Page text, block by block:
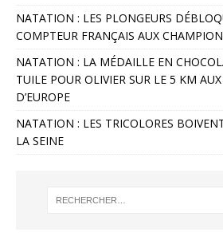
NATATION : LES PLONGEURS
COMPTEUR FRANÇAIS AUX
NATATION : LA MÉDAILLE EN
TUILE POUR OLIVIER SUR LE 5 KM
D’EUROPE
NATATION : LES TRICOLORES
LA SEINE